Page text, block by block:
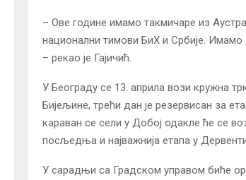
– Ове године имамо такмичаре из
национални тимови БиХ и Србије.
– рекао је Гајичић.
У Београду се 13. априла вози кружна
Бијељине, трећи дан је резервисан за
караван се сели у Добој одакле ће се
посљедња и најважнија етапа у
У сарадњи са Градском управом биће